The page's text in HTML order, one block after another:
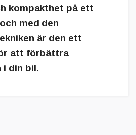
kompakthet på ett
med den
är den ett
att förbättra
i din bil.